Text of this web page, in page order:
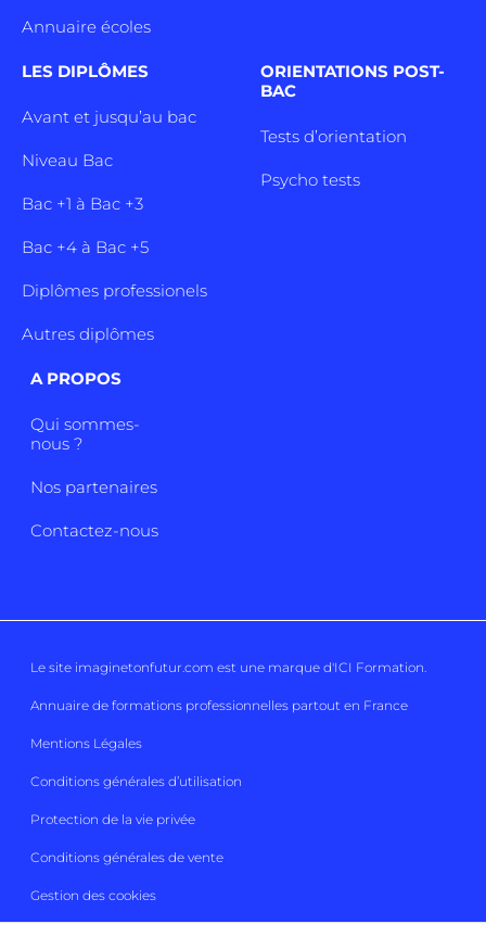
Annuaire écoles
LES DIPLÔMES
Avant et jusqu’au bac
Niveau Bac
Bac +1 à Bac +3
Bac +4 à Bac +5
Diplômes professionels
Autres diplômes
ORIENTATIONS POST-
BAC
Tests d’orientation
Psycho tests
A PROPOS
Qui sommes-
nous ?
Nos partenaires
Contactez-nous
Le site imaginetonfutur.com est une marque d'ICI Formation.
Annuaire de formations professionnelles partout en France
Mentions Légales
Conditions générales d’utilisation
Protection de la vie privée
Conditions générales de vente
Gestion des cookies